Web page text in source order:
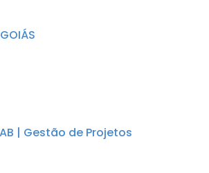
| Gestão de Projetos